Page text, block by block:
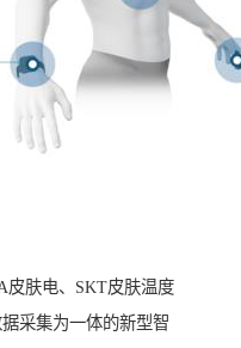
皮肤电、SKT皮肤温度
采集为一体的新型智